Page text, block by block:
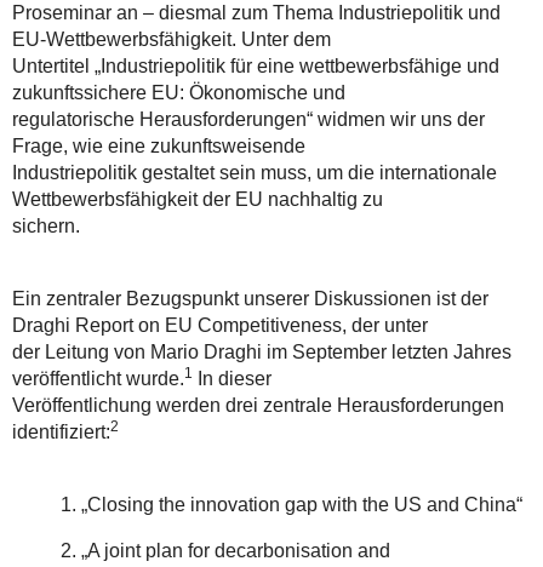
Proseminar an – diesmal zum Thema Industriepolitik und
EU-Wettbewerbsfähigkeit. Unter dem
Untertitel „Industriepolitik für eine wettbewerbsfähige und
zukunftssichere EU: Ökonomische und
regulatorische Herausforderungen“ widmen wir uns der
Frage, wie eine zukunftsweisende
Industriepolitik gestaltet sein muss, um die internationale
Wettbewerbsfähigkeit der EU nachhaltig zu
sichern.
Ein zentraler Bezugspunkt unserer Diskussionen ist der
Draghi Report on EU Competitiveness, der unter
der Leitung von Mario Draghi im September letzten Jahres
veröffentlicht wurde.1
In dieser
Veröffentlichung werden drei zentrale Herausforderungen
identifiziert:2
1. „Closing the innovation gap with the US and China“
2. „A joint plan for decarbonisation and